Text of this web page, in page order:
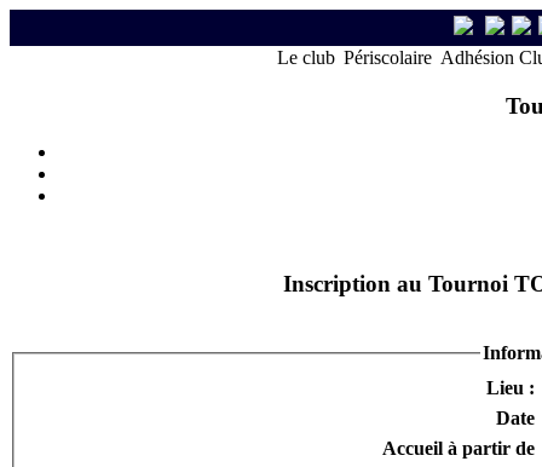
Le club Périscolaire Adhésion
Inscription au Tournoi
Lieu :
Date
Accueil à partir de